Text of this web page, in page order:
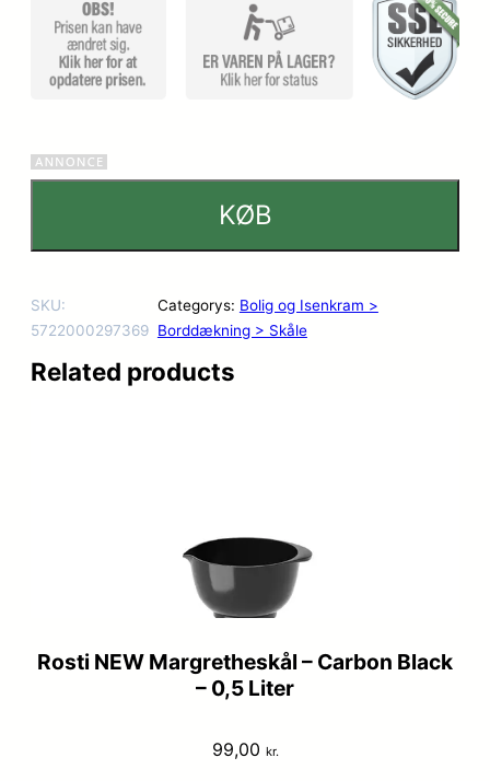
KØB
SKU:
5722000297369
Categorys: Bolig og Isenkram >
Borddækning > Skåle
Related products
Rosti NEW Margretheskål – Carbon Black
– 0,5 Liter
99,00 kr.